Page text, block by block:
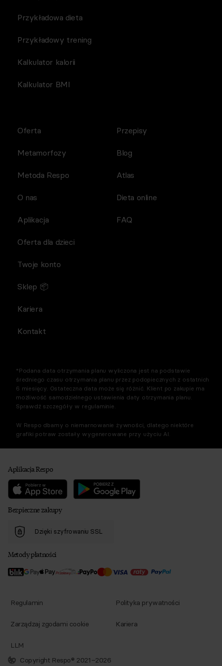
Przykładowa dieta
Przykładowy trening
Kalkulator kalorii
Kalkulator BMI
Oferta
Metamorfozy
Metoda Respo
O nas
Aplikacja
Przepisy
Blog
Atlas
Dieta online
FAQ
Oferta dla dzieci
Twoje konto
Sklep 📦
Kariera
Kontakt
*Podana data otrzymania planu wyliczona jest na podstawie
średniego czasu otrzymania planu przez podopiecznych z ostatnich
6 miesięcy. Ostateczna data może się różnić. Klient po zakupie ma
możliwość samodzielnego ustawienia daty otrzymania planu.
Sprawdź szczegóły w regulaminie.
W Respo dbamy o niemarnowanie żywności, dlatego niektóre
grafiki potraw zostały wygenerowane przy użyciu AI.
Aplikacja Respo
Bezpieczne zakupy
Dzięki szyfrowaniu SSL
Metody płatności
Copyright Respo® 2021–2026
Regulamin Polityka prywatności
Zarządzaj zgodami cookie Kariera
LLM